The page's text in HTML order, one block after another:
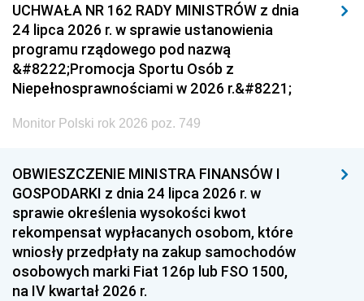
UCHWAŁA NR 162 RADY MINISTRÓW z dnia
24 lipca 2026 r. w sprawie ustanowienia
programu rządowego pod nazwą
&#8222;Promocja Sportu Osób z
Niepełnosprawnościami w 2026 r.&#8221;
Monitor Polski rok 2026 poz. 749
OBWIESZCZENIE MINISTRA FINANSÓW I
GOSPODARKI z dnia 24 lipca 2026 r. w
sprawie określenia wysokości kwot
rekompensat wypłacanych osobom, które
wniosły przedpłaty na zakup samochodów
osobowych marki Fiat 126p lub FSO 1500,
na IV kwartał 2026 r.